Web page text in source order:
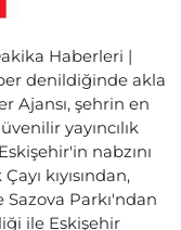
Haberleri |
denildiğinde akla
Ajansı, şehrin en
yayıncılık
nabzını
kıyısından,
Parkı'ndan
ile Eskişehir